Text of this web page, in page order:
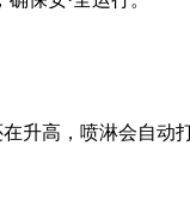
升高，喷淋会自动打